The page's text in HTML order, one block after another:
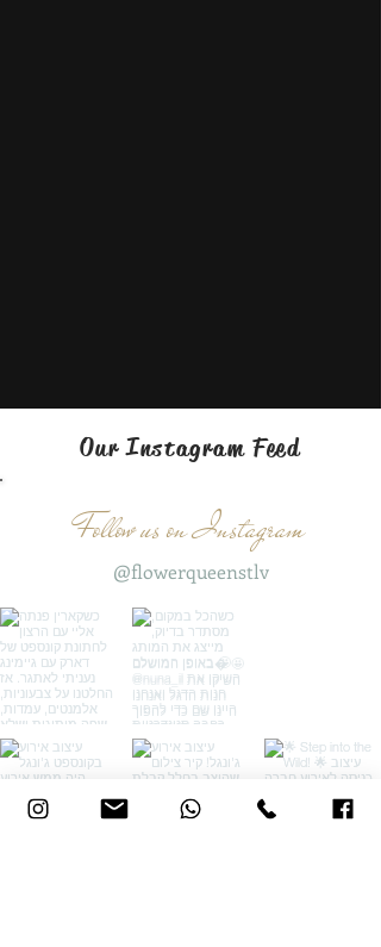
Our Instagram Feed
Follow us on Instagram
@flowerqueenstlv